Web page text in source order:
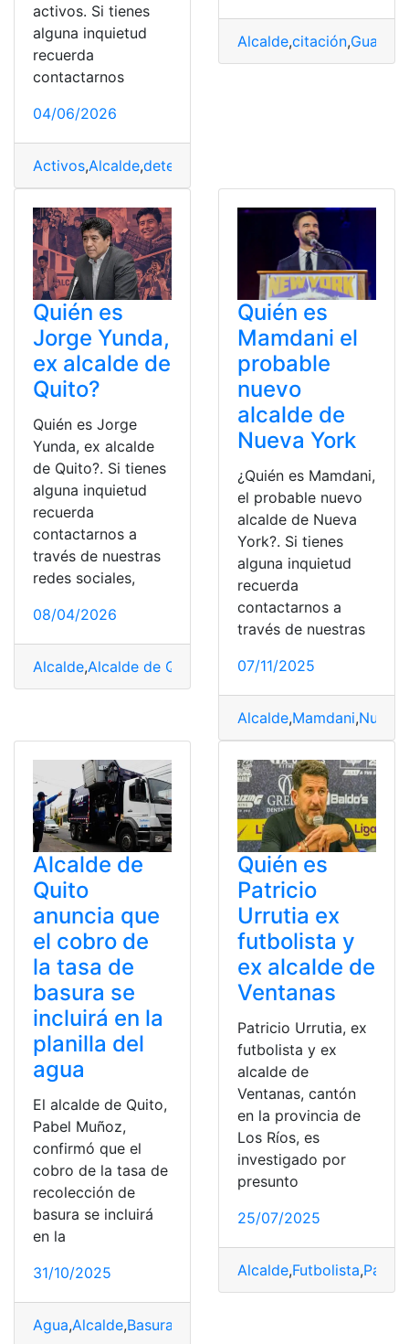
activos. Si tienes
alguna inquietud
recuerda
contactarnos
04/06/2026
Activos,Alcalde,detenido
Alcalde,citación,
Quién es
Jorge Yunda,
ex alcalde de
Quito?
Quién es Jorge
Yunda, ex alcalde
de Quito?. Si tienes
alguna inquietud
recuerda
contactarnos a
través de nuestras
redes sociales,
08/04/2026
Alcalde,Alcalde de Quito Alcaldía,Alcaldía de Quito
Quién es
Mamdani el
probable
nuevo
alcalde de
Nueva York
¿Quién es Mamdani,
el probable nuevo
alcalde de Nueva
York?. Si tienes
alguna inquietud
recuerda
contactarnos a
través de nuestras
07/11/2025
Alcalde,Mamdani,Nueva
Alcalde de
Quito
anuncia que
el cobro de
la tasa de
basura se
incluirá en la
planilla del
agua
El alcalde de Quito,
Pabel Muñoz,
confirmó que el
cobro de la tasa de
recolección de
basura se incluirá
en la
31/10/2025
Agua,Alcalde,Basura
Quién es
Patricio
Urrutia ex
futbolista y
ex alcalde de
Ventanas
Patricio Urrutia, ex
futbolista y ex
alcalde de
Ventanas, cantón
en la provincia de
Los Ríos, es
investigado por
presunto
25/07/2025
Alcalde,Futbolista,